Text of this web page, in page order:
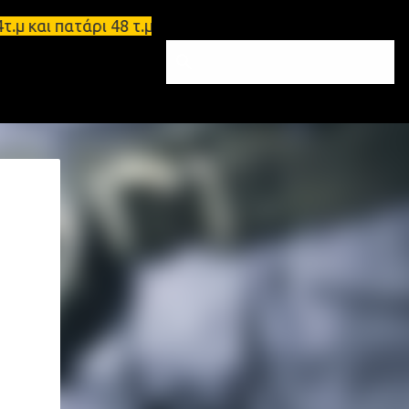
48 τ.μ Σπάρτη - Ενοικιάζεται